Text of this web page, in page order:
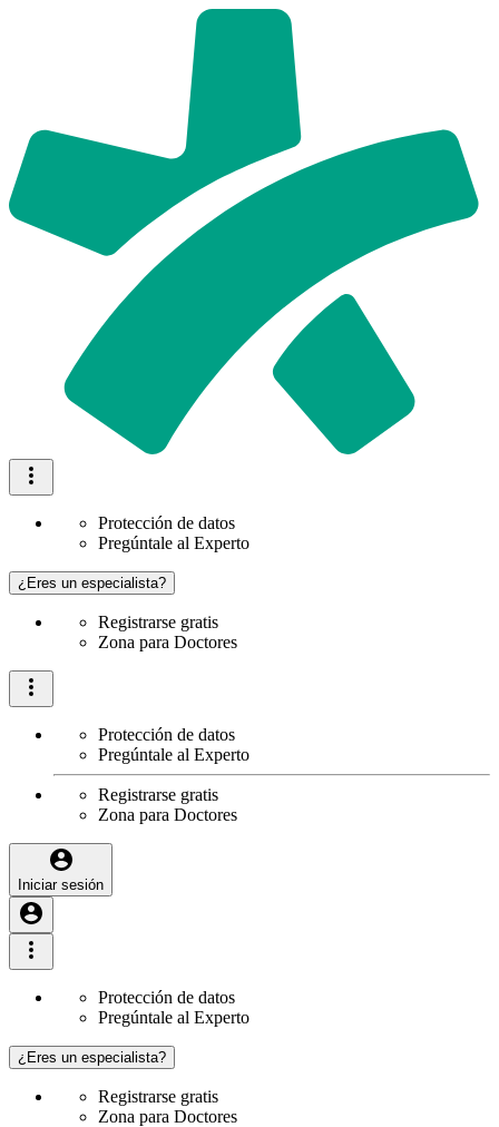
Protección de datos
Pregúntale al Experto
¿Eres un especialista?
Registrarse gratis
Zona para Doctores
Protección de datos
Pregúntale al Experto
Registrarse gratis
Zona para Doctores
Iniciar sesión
Protección de datos
Pregúntale al Experto
¿Eres un especialista?
Registrarse gratis
Zona para Doctores